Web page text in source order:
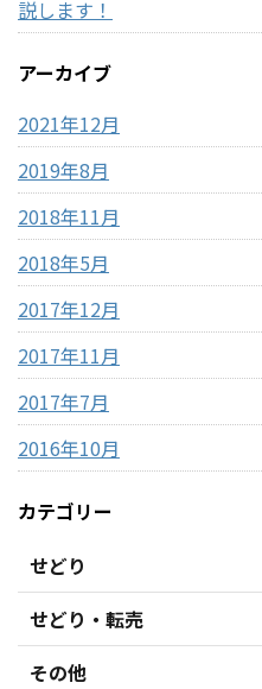
説します！
アーカイブ
2021年12月
2019年8月
2018年11月
2018年5月
2017年12月
2017年11月
2017年7月
2016年10月
カテゴリー
せどり
せどり・転売
その他